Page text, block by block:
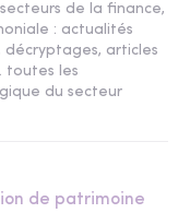
de la finance,
: actualités
décryptages, articles
toutes les
du secteur
de patrimoine